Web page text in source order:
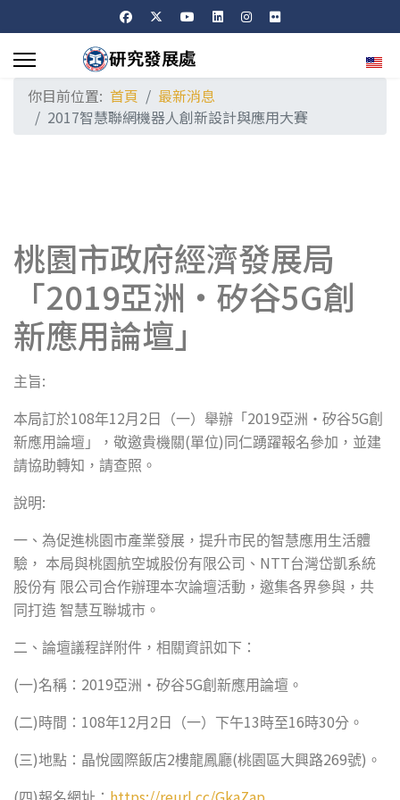
選擇
你目前位置: 首頁
最新消息
2017智慧聯網機器人創新設計與應用大賽
桃園市政府經濟發展局
「2019亞洲‧矽谷5G創
新應用論壇」
主旨:
本局訂於108年12月 2 日（一）舉辦「 2019亞洲‧矽谷5G創
新應用論壇」，敬邀貴機關(單位) 同仁踴躍報名參加，並建
請協助轉知，請查照。
說明:
一、為促進桃園市產業發展，提升市民的智慧應用生活體
驗，
本局與桃園航空城股份有限公司、 NTT台灣岱凱系統
股份有 限公司合作辦理本次論壇活動，邀集各界參與，共
同打造 智慧互聯城市。
二、論壇議程詳附件，相關資訊如下：
(一)名稱： 2019亞洲‧矽谷5G創新應用論壇。
(二) 時間： 108年12月 2 日（一）下午13 時至16時30分。
(三)地點：晶悅國際飯店2樓龍鳳廳(桃園區大興路269號) 。